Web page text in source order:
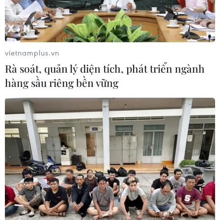
mới của Đông Nam Á
07/08/2026 10:19
Quân khu 7 đẩy mạnh ứng dụng
khoa học-công nghệ trong tìm kiếm,
quy tập hài cốt liệt sỹ
07/08/2026 08:45
Những định hướng lớn
trong thực hiện Nghị quyết 57-
NQ/TW
07/08/2026 08:18
Tây Ninh thúc đẩy bình dân học vụ
vietnamplus.vn
Rà soát, quản lý diện tích, phát triển ngành
hàng sầu riêng bền vững